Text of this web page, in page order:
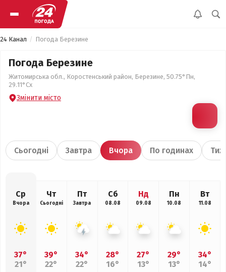
24 Канал Погода Березине
Погода Березине
Житомирська обл., Коростенський район, Березине, 50.75°Пн,
29.11°Сх
Змінити місто
Сьогодні Завтра Вчора По годинах
Ср
Вчора
37°
21°
Чт
Сьогодні
39°
22°
Пт
Завтра
34°
22°
Сб
08.08
28°
16°
Нд
09.08
27°
13°
Пн
10.08
29°
13°
Вт
11.08
34°
14°